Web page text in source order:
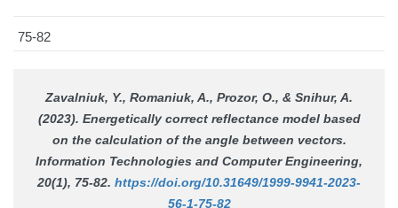
75-82
Zavalniuk, Y., Romaniuk, A., Prozor, O., & Snihur, A.
(2023). Energetically correct reflectance model based
on the calculation of the angle between vectors.
Information Technologies and Computer Engineering,
20(1), 75-82. https://doi.org/10.31649/1999-9941-2023-
56-1-75-82